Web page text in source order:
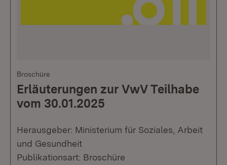
Broschüre
Erläuterungen zur VwV Teilhabe
vom 30.01.2025
Herausgeber: Ministerium für Soziales, Arbeit
und Gesundheit
Publikationsart: Broschüre